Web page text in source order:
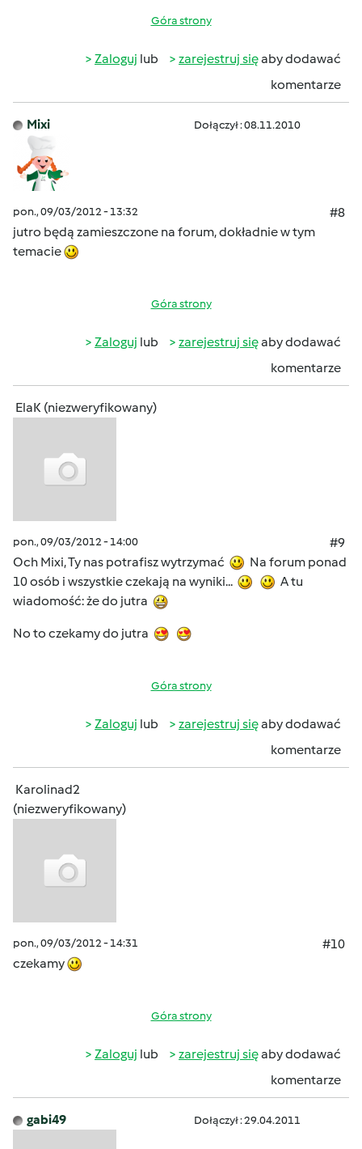
Góra strony
Zaloguj lub zarejestruj sięaby dodawać
komentarze
Mixi Dołączył : 08.11.2010
pon., 09/03/2012 - 13:32
#8
jutro będą zamieszczone na forum, dokładnie w tym
temacie
Góra strony
Zaloguj lub zarejestruj sięaby dodawać
komentarze
ElaK (niezweryfikowany)
pon., 09/03/2012 - 14:00
#9
Och Mixi, Ty nas potrafisz wytrzymać
Na forum ponad
10 osób i wszystkie czekają na wyniki...
A tu
wiadomość: że do jutra
No to czekamy do jutra
Góra strony
Zaloguj lub zarejestruj sięaby dodawać
komentarze
Karolinad2
(niezweryfikowany)
pon., 09/03/2012 - 14:31
#10
czekamy
Góra strony
Zaloguj lub zarejestruj sięaby dodawać
komentarze
gabi49 Dołączył : 29.04.2011